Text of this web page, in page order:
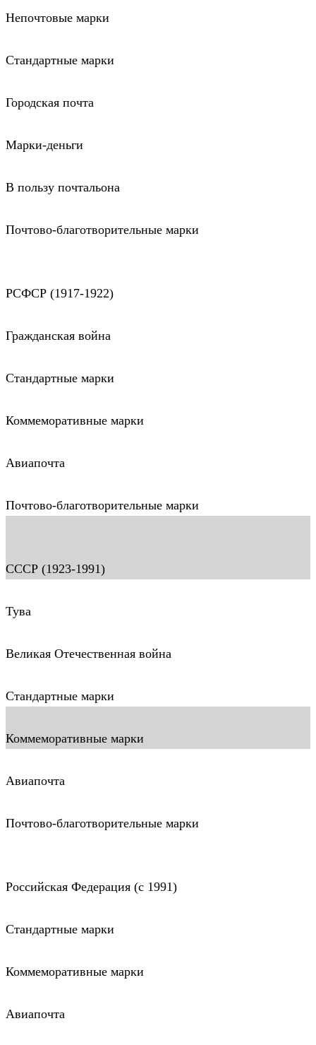
Непочтовые марки
Стандартные марки
Городская почта
Марки-деньги
В пользу почтальона
Почтово-благотворительные марки
РСФСР (1917-1922)
Гражданская война
Стандартные марки
Коммеморативные марки
Авиапочта
Почтово-благотворительные марки
СССР (1923-1991)
Тува
Великая Отечественная война
Стандартные марки
Коммеморативные марки
Авиапочта
Почтово-благотворительные марки
Российская Федерация (c 1991)
Стандартные марки
Коммеморативные марки
Авиапочта